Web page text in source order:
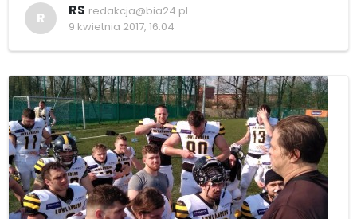
R RS redakcja@bia24.pl
9 kwietnia 2017, 16:04